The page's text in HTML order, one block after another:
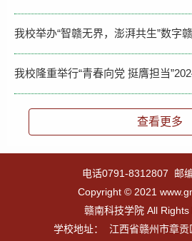
我校举办“智赣无界，澎湃共生”数字
我校隆重举行“青春向党 挺膺担当
查看更多
电话0791-8312807 邮
Copyright © 2021
赣南科技学院 All Rights
学校地址： 江西省赣州市章贡